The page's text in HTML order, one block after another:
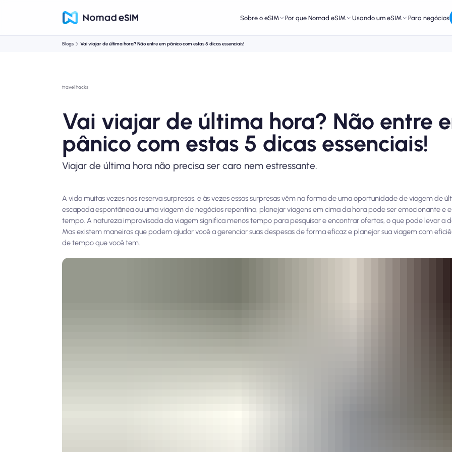
Sobre o eSIM Por que Nomad eSIM Usando um eSIM Para negócios
Blogs Vai viajar de última hora? Não entre em pânico com estas 5 dicas essenciais!
travel hacks
Vai viajar de última hora? Não entre
pânico com estas 5 dicas essenciais!
Viajar de última hora não precisa ser caro nem estressante.
A vida muitas vezes nos reserva surpresas, e às vezes essas surpresas vêm na forma de uma oportunidade de viagem de
escapada espontânea ou uma viagem de negócios repentina, planejar viagens em cima da hora pode ser emocionante e
tempo. A natureza improvisada da viagem significa menos tempo para pesquisar e encontrar ofertas, o que pode levar a
Mas existem maneiras que podem ajudar você a gerenciar suas despesas de forma eficaz e planejar sua viagem com
de tempo que você tem.